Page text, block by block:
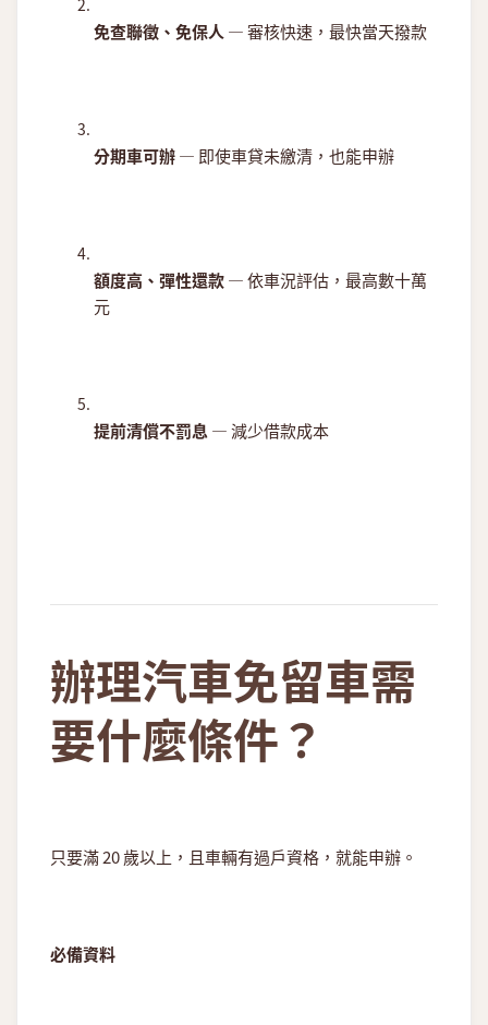
免查聯徵、免保人 — 審核快速，最快當天撥款
分期車可辦— 即使車貸未繳清，也能申辦
額度高、彈性還款— 依車況評估，最高數十萬
元
提前清償不罰息 — 減少借款成本
辦理汽車免留車需
要什麼條件？
只要滿 20 歲以上，且車輛有過戶資格，就能申辦。
必備資料